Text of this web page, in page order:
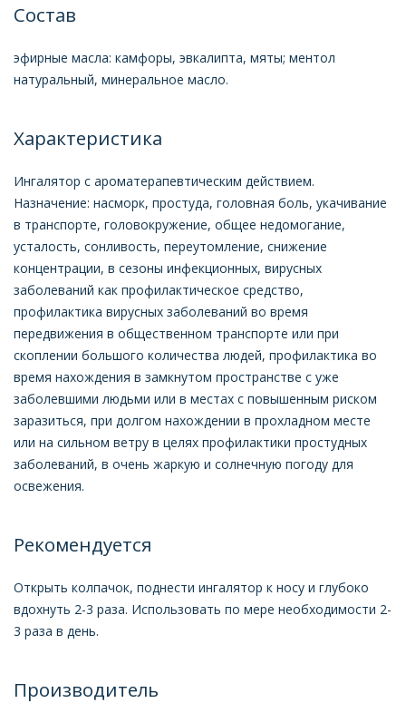
Состав
эфирные масла: камфоры, эвкалипта, мяты; ментол
натуральный, минеральное масло.
Характеристика
Ингалятор с ароматерапевтическим действием.
Назначение: насморк, простуда, головная боль, укачивание
в транспорте, головокружение, общее недомогание,
усталость, сонливость, переутомление, снижение
концентрации, в сезоны инфекционных, вирусных
заболеваний как профилактическое средство,
профилактика вирусных заболеваний во время
передвижения в общественном транспорте или при
скоплении большого количества людей, профилактика во
время нахождения в замкнутом пространстве с уже
заболевшими людьми или в местах с повышенным риском
заразиться, при долгом нахождении в прохладном месте
или на сильном ветру в целях профилактики простудных
заболеваний, в очень жаркую и солнечную погоду для
освежения.
Рекомендуется
Открыть колпачок, поднести ингалятор к носу и глубоко
вдохнуть 2-3 раза. Использовать по мере необходимости 2-
3 раза в день.
Производитель